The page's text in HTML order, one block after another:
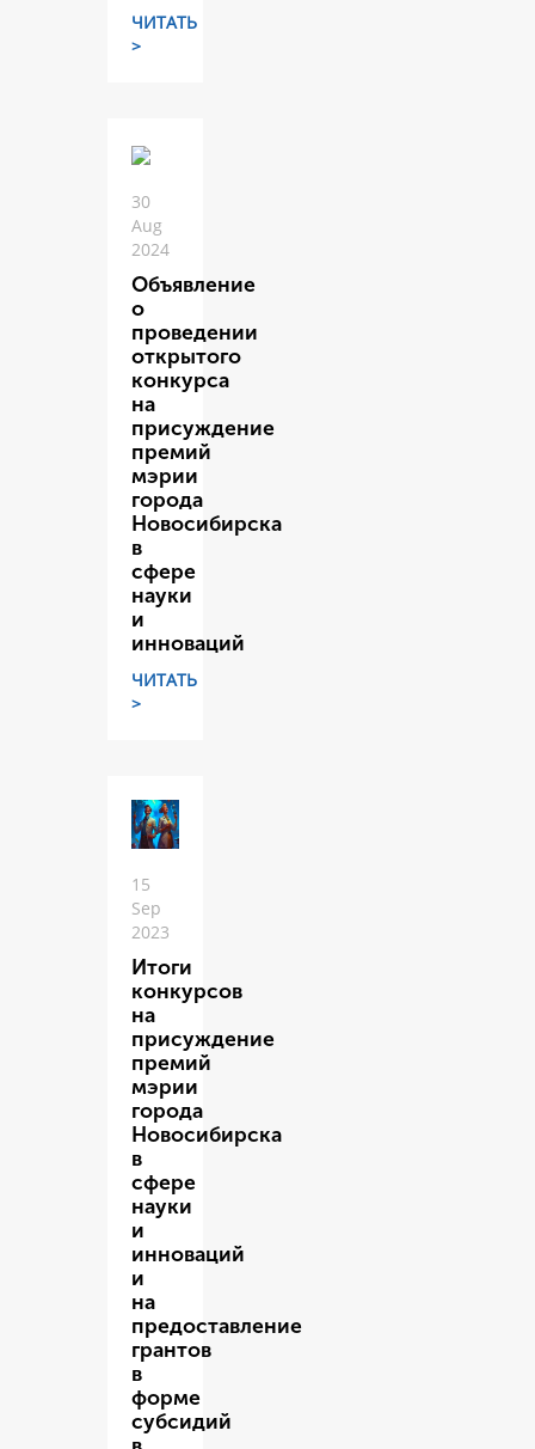
ЧИТАТЬ
>
30
Aug
2024
Объявление
о
проведении
открытого
конкурса
на
присуждение
премий
мэрии
города
Новосибирска
в
сфере
науки
и
инноваций
ЧИТАТЬ
>
15
Sep
2023
Итоги
конкурсов
на
присуждение
премий
мэрии
города
Новосибирска
в
сфере
науки
и
инноваций
и
на
предоставление
грантов
в
форме
субсидий